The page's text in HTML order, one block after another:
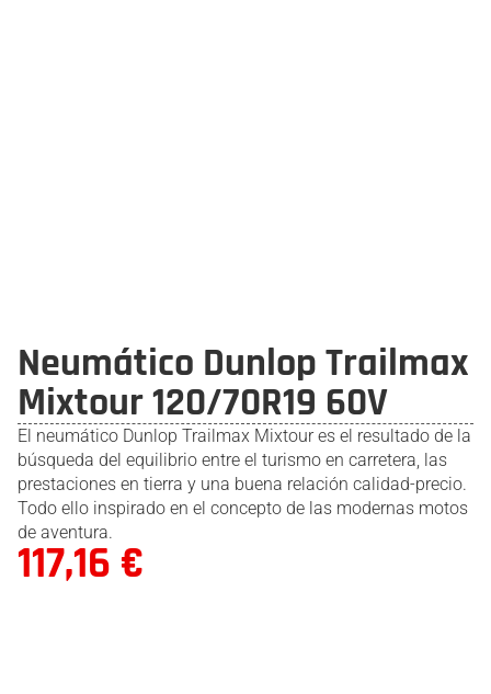
Neumático Dunlop Trailmax
Mixtour 120/70R19 60V
El neumático Dunlop Trailmax Mixtour es el resultado de la
búsqueda del equilibrio entre el turismo en carretera, las
prestaciones en tierra y una buena relación calidad-precio.
Todo ello inspirado en el concepto de las modernas motos
de aventura.
117,16 €